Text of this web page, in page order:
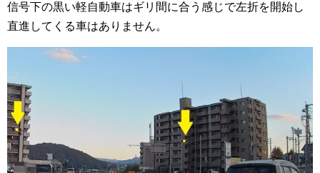
信号下の黒い軽自動車はギリ間に合う感じで左折を開始し
直進してくる車はありません。